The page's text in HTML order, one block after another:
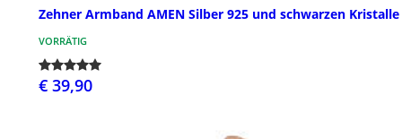
Zehner Armband AMEN Silber 925 und schwarzen Kristalle
VORRÄTIG
€ 39,90